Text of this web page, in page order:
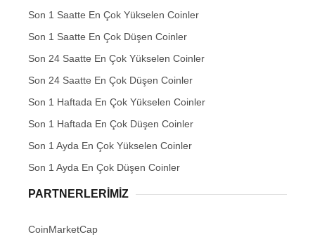
Son 1 Saatte En Çok Yükselen Coinler
Son 1 Saatte En Çok Düşen Coinler
Son 24 Saatte En Çok Yükselen Coinler
Son 24 Saatte En Çok Düşen Coinler
Son 1 Haftada En Çok Yükselen Coinler
Son 1 Haftada En Çok Düşen Coinler
Son 1 Ayda En Çok Yükselen Coinler
Son 1 Ayda En Çok Düşen Coinler
PARTNERLERIMIZ
CoinMarketCap